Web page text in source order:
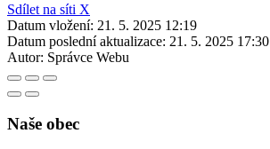
Sdílet na síti X
Datum vložení: 21. 5. 2025 12:19
Datum poslední aktualizace: 21. 5. 2025 17:30
Autor: Správce Webu
Naše obec